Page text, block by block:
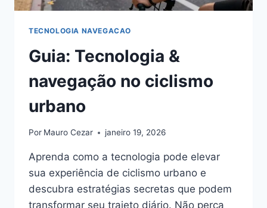
TECNOLOGIA NAVEGACAO
Guia: Tecnologia &
navegação no ciclismo
urbano
Por Mauro Cezar janeiro 19, 2026
Aprenda como a tecnologia pode elevar
sua experiência de ciclismo urbano e
descubra estratégias secretas que podem
transformar seu trajeto diário. Não perca